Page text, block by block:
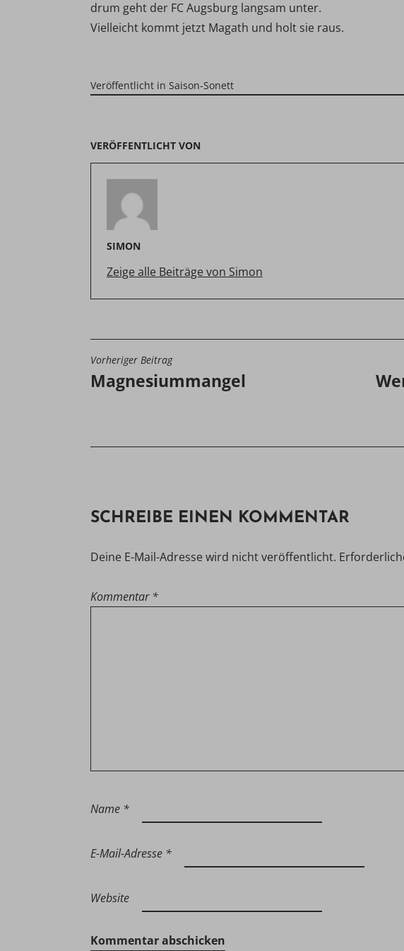
drum geht der FC Augsburg langsam unter.
Vielleicht kommt jetzt Magath und holt sie raus.
Veröffentlicht in Saison-Sonett
VERÖFFENTLICHT VON
SIMON
Zeige alle Beiträge von Simon
BEITRAGSNAVIGATION
Vorheriger Beitrag
Magnesiummangel
SCHREIBE EINEN KOMMENTAR
Deine E-Mail-Adresse wird nicht veröffentlicht.
Kommentar *
Name *
E-Mail-Adresse *
Website